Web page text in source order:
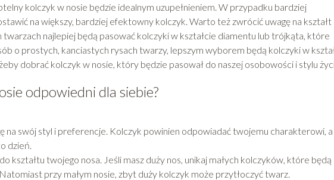
kolczyk w nosie będzie idealnym uzupełnieniem. W przypadku bardziej
na większy, bardziej efektowny kolczyk. Warto też zwrócić uwagę na kształt
twarzach najlepiej będą pasować kolczyki w kształcie diamentu lub trójkąta, które
o prostych, kanciastych rysach twarzy, lepszym wyborem będą kolczyki w
dobrać kolczyk w nosie, który będzie pasował do naszej osobowości i stylu
odpowiedni dla siebie?
na swój styl i preferencje. Kolczyk powinien odpowiadać twojemu charakterowi, a
dzień.
kształtu twojego nosa. Jeśli masz duży nos, unikaj małych kolczyków, które będą
przy małym nosie, zbyt duży kolczyk może przytłoczyć twarz.